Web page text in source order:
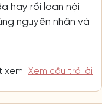
hay rối loạn nội
nguyên nhân và
xem Xem câu trả lời